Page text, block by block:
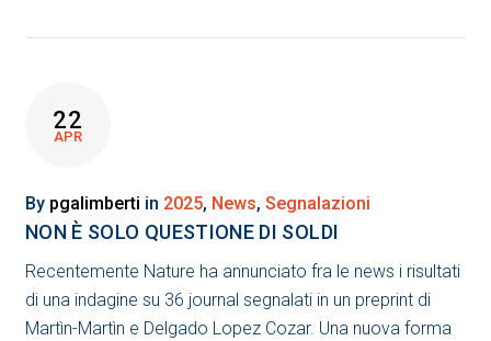
22
APR
By pgalimberti in 2025, News, Segnalazioni
NON È SOLO QUESTIONE DI SOLDI
Recentemente Nature ha annunciato fra le news i risultati
di una indagine su 36 journal segnalati in un preprint di
Martìn-Martìn e Delgado Lopez Cozar. Una nuova forma